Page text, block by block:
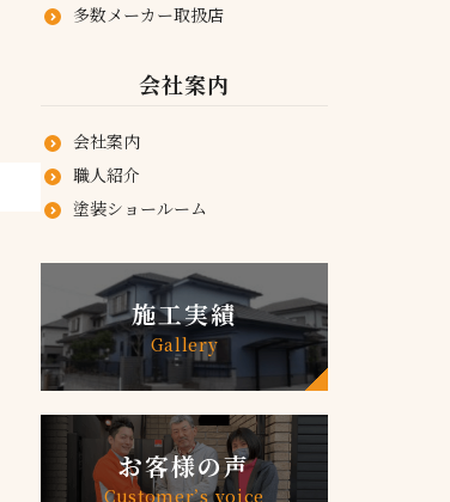
多数メーカー取扱店
会社案内
会社案内
職人紹介
塗装ショールーム
施工実績
Gallery
お客様の声
Customer’s voice